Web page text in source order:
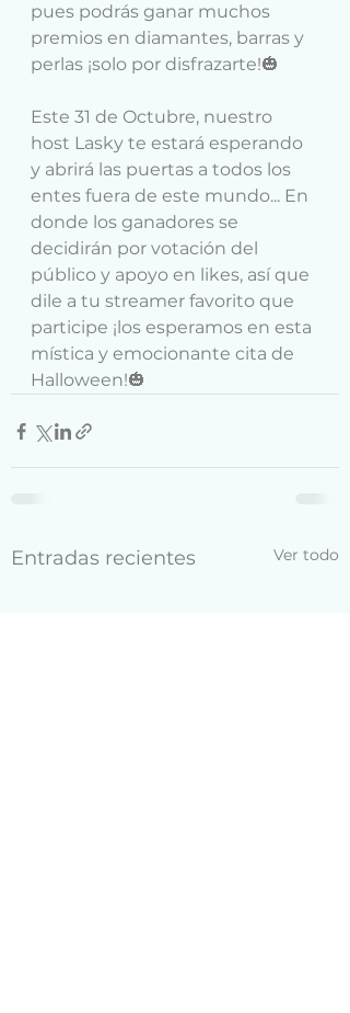
pues podrás ganar muchos
premios en diamantes, barras y
perlas ¡solo por disfrazarte!🎃
Este 31 de Octubre, nuestro
host Lasky te estará esperando
y abrirá las puertas a todos los
entes fuera de este mundo... En
donde los ganadores se
decidirán por votación del
público y apoyo en likes, así que
dile a tu streamer favorito que
participe ¡los esperamos en esta
mística y emocionante cita de
Halloween!🎃
Entradas recientes Ver todo